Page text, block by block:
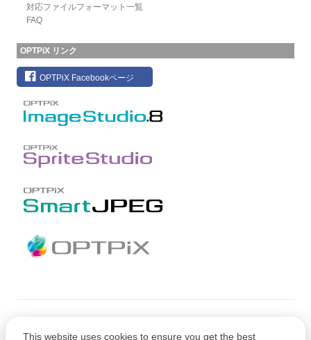
対応ファイルフォーマット一覧
FAQ
OPTPiX リンク
OPTPiX Facebookページ
This website uses cookies to ensure you get the best